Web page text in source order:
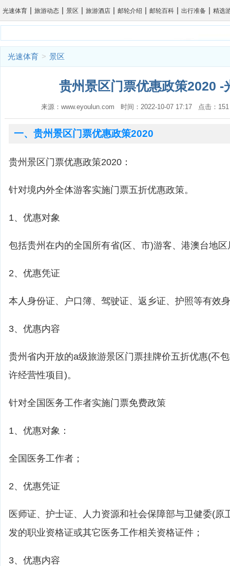
光速体育 | 旅游动态 | 景区 | 旅游酒店 | 邮轮介绍 | 邮轮百科 | 出行准备 | 精选
光速体育 > 景区
贵州景区门票优惠政策2020 -
来源：www.eyoulun.com 时间：2022-10-07 17:17 点击：
一、贵州景区门票优惠政策2020
贵州景区门票优惠政策2020：
针对境内外全体游客实施门票五折优惠政策。
1、优惠对象
包括贵州在内的全国所有省(区、市)游客、港澳台地
2、优惠凭证
本人身份证、户口簿、驾驶证、返乡证、护照等有效
3、优惠内容
贵州省内开放的a级旅游景区门票挂牌价五折优惠(不
许经营性项目)。
针对全国医务工作者实施门票免费政策
1、优惠对象：
全国医务工作者；
2、优惠凭证
医师证、护士证、人力资源和社会保障部与卫健委(原
发的职业资格证或其它医务工作相关资格证件；
3、优惠内容